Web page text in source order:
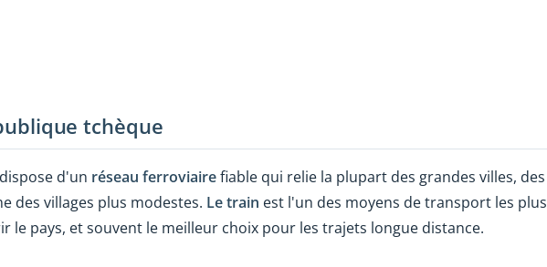
tchèque
d'un réseau ferroviairefiable qui relie la plupart des grandes villes, des
des villages plus modestes. Le train est l'un des moyens de transport les plus
le pays, et souvent le meilleur choix pour les trajets longue distance.